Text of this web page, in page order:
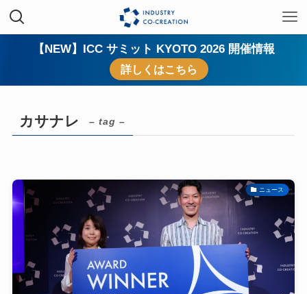
【NEW】ICC サミット KYOTO 2026 開催情報
詳しくはこちら
カサナレ – tag –
ニュース